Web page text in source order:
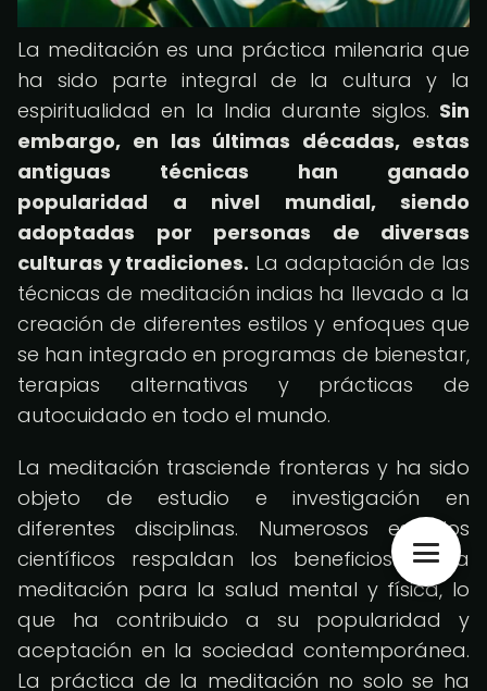
La meditación es una práctica milenaria que
ha sido parte integral de la cultura y la
espiritualidad en la India durante siglos. Sin
embargo, en las últimas décadas, estas
antiguas técnicas han ganado
popularidad a nivel mundial, siendo
adoptadas por personas de diversas
culturas y tradiciones. La adaptación de las
técnicas de meditación indias ha llevado a la
creación de diferentes estilos y enfoques que
se han integrado en programas de bienestar,
terapias alternativas y prácticas de
autocuidado en todo el mundo.
La meditación trasciende fronteras y ha sido
objeto de estudio e investigación en
diferentes disciplinas. Numerosos estudios
científicos respaldan los beneficios de la
meditación para la salud mental y física, lo
que ha contribuido a su popularidad y
aceptación en la sociedad contemporánea.
La práctica de la meditación no solo se ha